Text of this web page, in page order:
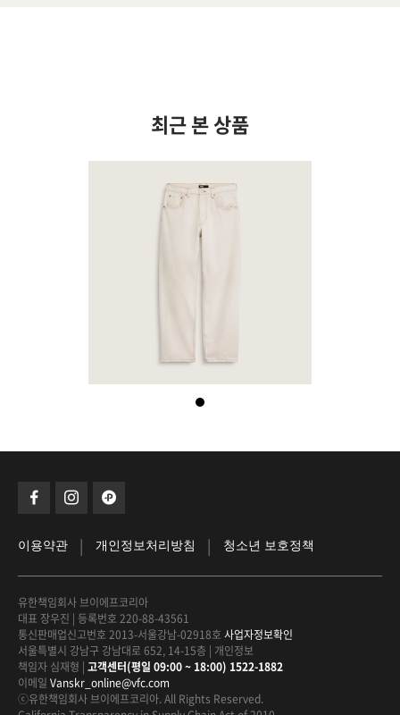
최근 본 상품
이용약관 | 개인정보처리방침 | 청소년 보호정책
유한책임회사 브이에프코리아
대표 장우진 | 등록번호 220-88-43561
통신판매업신고번호 2013-서울강남-02918호 사업자정보확인
서울특별시 강남구 강남대로 652, 14-15층 | 개인정보
책임자 심재형 | 고객센터(평일 09:00 ~ 18:00) 1522-1882
이메일 Vanskr_online@vfc.com
ⓒ유한책임회사 브이에프코리아. All Rights Reserved.